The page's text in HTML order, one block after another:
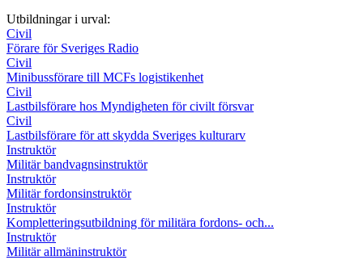
Utbildningar i urval:
Civil
Förare för Sveriges Radio
Civil
Minibussförare till MCFs logistikenhet
Civil
Lastbilsförare hos Myndigheten för civilt försvar
Civil
Lastbilsförare för att skydda Sveriges kulturarv
Instruktör
Militär bandvagnsinstruktör
Instruktör
Militär fordonsinstruktör
Instruktör
Kompletteringsutbildning för militära fordons- och...
Instruktör
Militär allmäninstruktör